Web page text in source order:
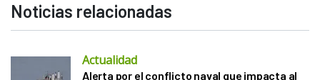
Noticias relacionadas
Actualidad
Alerta por el conflicto naval que impacta al